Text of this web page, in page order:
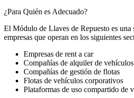
¿Para Quién es Adecuado?
El Módulo de Llaves de Repuesto es una
empresas que operan en los siguientes
Empresas de rent a car
Compañías de alquiler de vehículos
Compañías de gestión de flotas
Flotas de vehículos corporativos
Plataformas de uso compartido de